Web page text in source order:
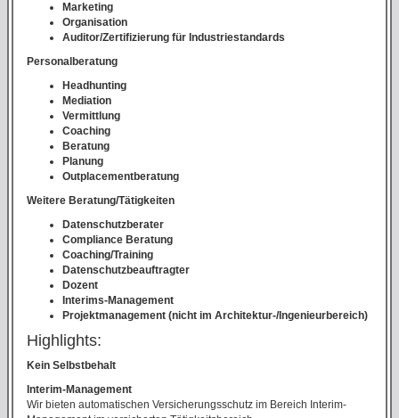
Marketing
Organisation
Auditor/Zertifizierung für Industriestandards
Personalberatung
Headhunting
Mediation
Vermittlung
Coaching
Beratung
Planung
Outplacementberatung
Weitere Beratung/Tätigkeiten
Datenschutzberater
Compliance Beratung
Coaching/Training
Datenschutzbeauftragter
Dozent
Interims-Management
Projektmanagement (nicht im Architektur-/Ingenieurbereich)
Highlights:
Kein Selbstbehalt
Interim-Management
Wir bieten automatischen Versicherungsschutz im Bereich Interim-